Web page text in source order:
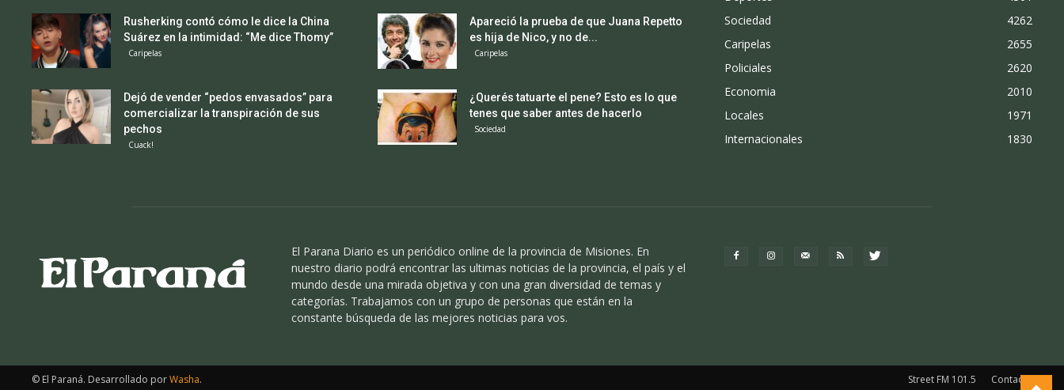
Rusherking contó cómo le dice la China
Suárez en la intimidad: “Me dice Thomy”
Caripelas
Dejó de vender “pedos envasados” para
comercializar la transpiración de sus
pechos
Cuack!
Apareció la prueba de que Juana Repetto
es hija de Nico, y no de...
Caripelas
¿Querés tatuarte el pene? Esto es lo que
tenes que saber antes de hacerlo
Sociedad
Sociedad
4262
Caripelas
2655
Policiales
2620
Economia
2010
Locales
1971
Internacionales
1830
El Parana Diario es un periódico online de la provincia de Misiones. En
nuestro diario podrá encontrar las ultimas noticias de la provincia, el país y el
mundo desde una mirada objetiva y con una gran diversidad de temas y
categorías. Trabajamos con un grupo de personas que están en la
constante búsqueda de las mejores noticias para vos.
Street FM 101.5 Contacto
© El Paraná. Desarrollado porWasha.